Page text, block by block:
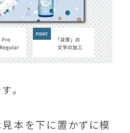
。
本を下に置かずに模